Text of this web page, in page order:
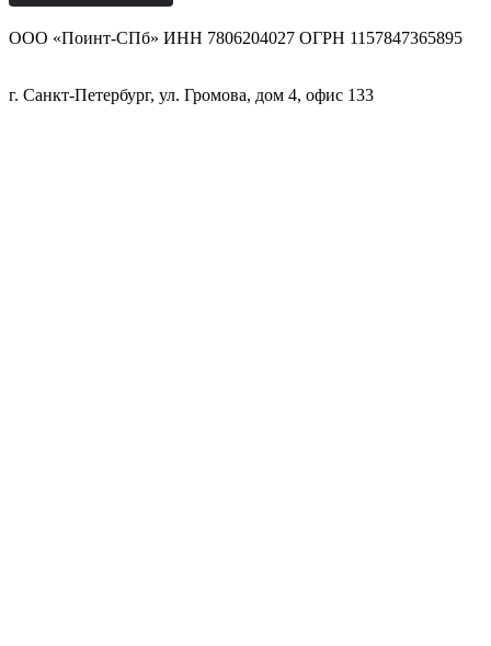
ООО «Поинт-СПб» ИНН 7806204027 ОГРН 1157847365895
г. Санкт-Петербург, ул. Громова, дом 4, офис 133